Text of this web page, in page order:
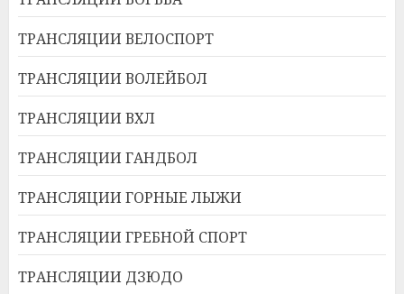
ТРАНСЛЯЦИИ ВЕЛОСПОРТ
ТРАНСЛЯЦИИ ВОЛЕЙБОЛ
ТРАНСЛЯЦИИ ВХЛ
ТРАНСЛЯЦИИ ГАНДБОЛ
ТРАНСЛЯЦИИ ГОРНЫЕ ЛЫЖИ
ТРАНСЛЯЦИИ ГРЕБНОЙ СПОРТ
ТРАНСЛЯЦИИ ДЗЮДО